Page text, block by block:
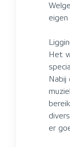
eigen
Het
Nabij
er